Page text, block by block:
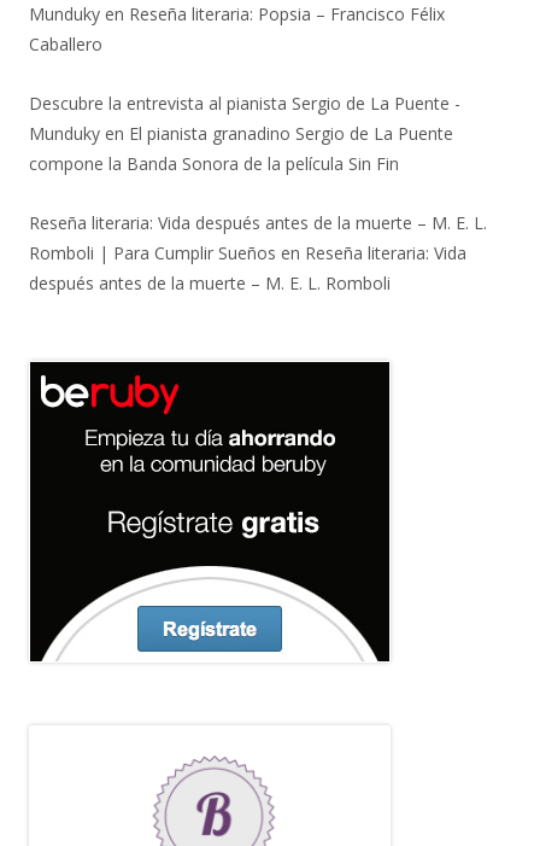
Munduky en Reseña literaria: Popsia – Francisco Félix
Caballero
Descubre la entrevista al pianista Sergio de La Puente -
Munduky en El pianista granadino Sergio de La Puente
compone la Banda Sonora de la película Sin Fin
Reseña literaria: Vida después antes de la muerte – M. E. L.
Romboli | Para Cumplir Sueños en Reseña literaria: Vida
después antes de la muerte – M. E. L. Romboli